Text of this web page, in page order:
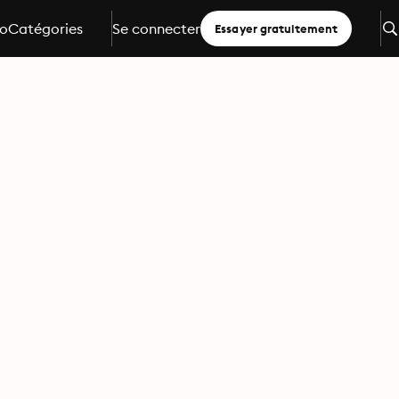
Catégories Se connecter Essayer gratuitement